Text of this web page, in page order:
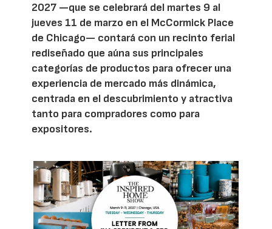
2027 —que se celebrará del martes 9 al
jueves 11 de marzo en el McCormick Place
de Chicago— contará con un recinto ferial
rediseñado que aúna sus principales
categorías de productos para ofrecer una
experiencia de mercado más dinámica,
centrada en el descubrimiento y atractiva
tanto para compradores como para
expositores.